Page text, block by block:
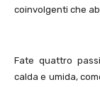
coinvolgenti che
Fate quattro
calda e umida,